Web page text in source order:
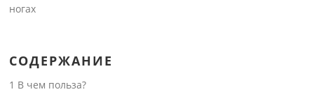
ногах
СОДЕРЖАНИЕ
1 В чем польза?